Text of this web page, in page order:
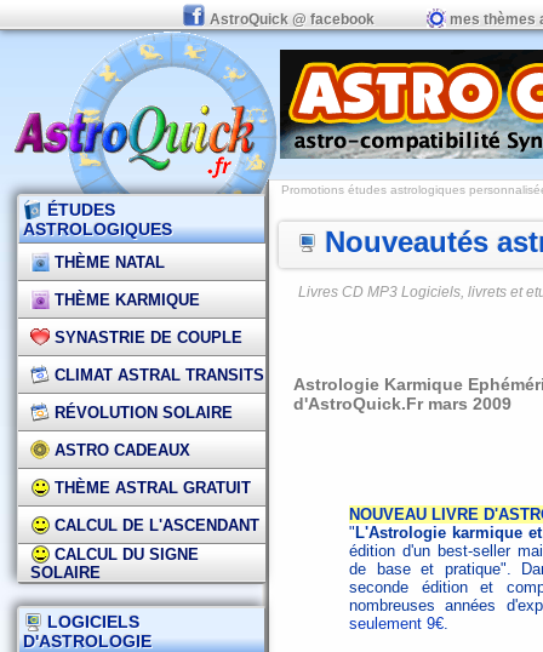
AstroQuick @ facebook mes thèmes
ÉTUDES
ASTROLOGIQUES
THÈME NATAL
THÈME KARMIQUE
SYNASTRIE DE COUPLE
CLIMAT ASTRAL TRANSITS
RÉVOLUTION SOLAIRE
ASTRO CADEAUX
THÈME ASTRAL GRATUIT
CALCUL DE L'ASCENDANT
CALCUL DU SIGNE
SOLAIRE
LOGICIELS
D'ASTROLOGIE
Promotions études astrologiques
Nouveautés
Livres CD MP3 Logiciels, livrets et
Astrologie Karmique
d'AstroQuick.Fr mars 2009
NOUVEAU LIVRE
" L'Astrologie karmique
édition d'un best-seller
de base et pratique".
seconde édition et
nombreuses années
seulement 9€.